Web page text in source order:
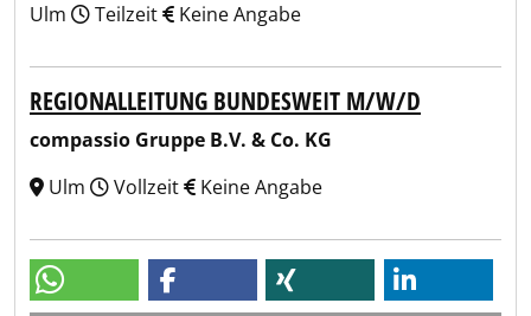
Ulm
Teilzeit Keine Angabe
REGIONALLEITUNG BUNDESWEIT M/W/D
compassio Gruppe B.V. & Co. KG
Ulm
Vollzeit Keine Angabe